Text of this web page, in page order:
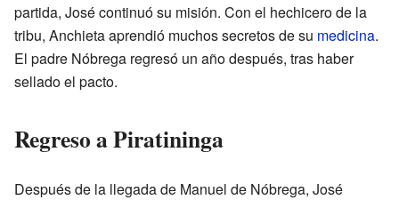
partida, José continuó su misión. Con el hechicero de la
tribu, Anchieta aprendió muchos secretos de su medicina.
El padre Nóbrega regresó un año después, tras haber
sellado el pacto.
Regreso a Piratininga
Después de la llegada de Manuel de Nóbrega, José